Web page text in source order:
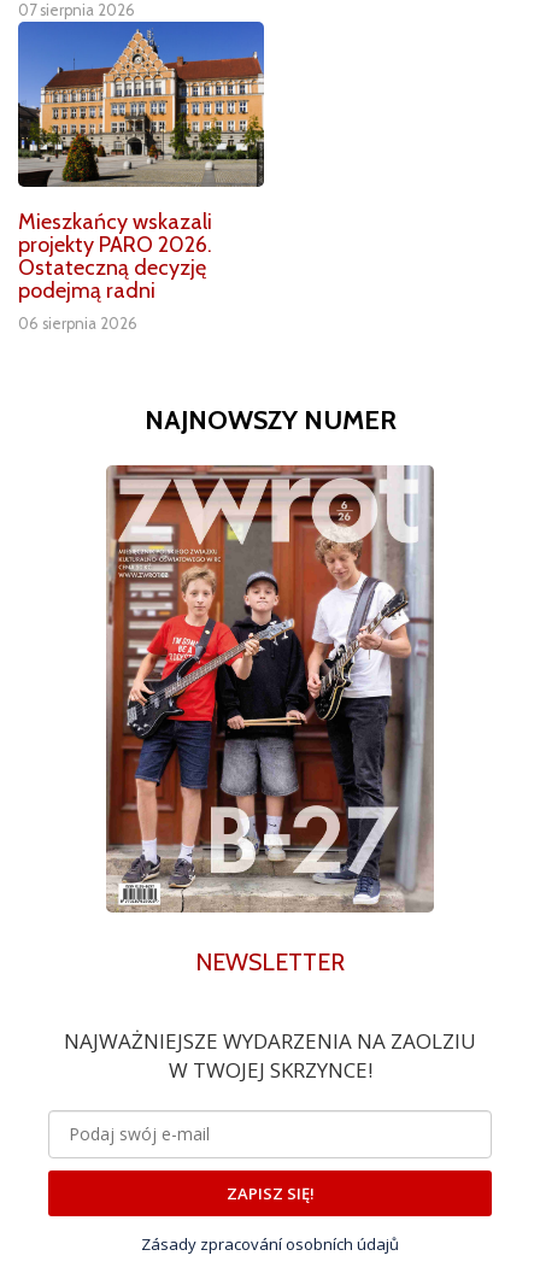
07 sierpnia 2026
Mieszkańcy wskazali
projekty PARO 2026.
Ostateczną decyzję
podejmą radni
06 sierpnia 2026
NAJNOWSZY NUMER
NEWSLETTER
NAJWAŻNIEJSZE WYDARZENIA NA ZAOLZIU
W TWOJEJ SKRZYNCE!
ZAPISZ SIĘ!
Zásady zpracování osobních údajů